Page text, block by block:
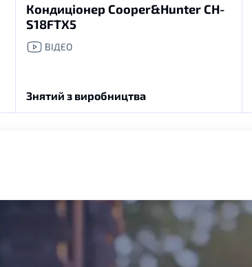
Кондиціонер Cooper&Hunter CH-
S18FTX5
ВІДЕО
Знятий з виробництва